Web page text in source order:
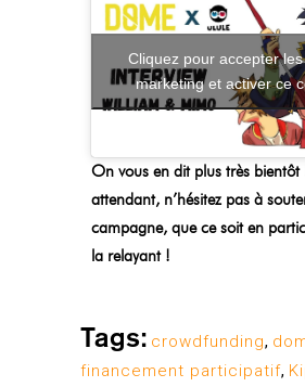
Cliquez pour accepter
marketing et activer ce
On vous en dit plus très bientôt
attendant, n’hésitez pas à
campagne, que ce soit en
la relayant !
Tags: crowdfunding,
financement participatif,